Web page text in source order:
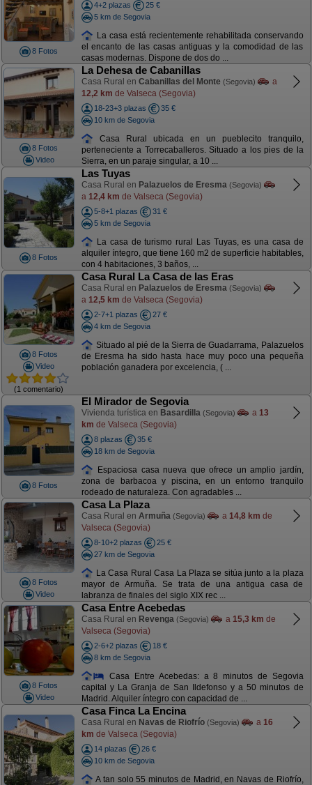
8 Fotos
4+2 plazas
25 €
5 km de Segovia
La casa está recientemente rehabilitada conservando
el encanto de las casas antiguas y la comodidad de las
casas modernas. Dispone de dos do ...
8 Fotos
Video
La Dehesa de Cabanillas
Casa Rural en Cabanillas del Monte (Segovia)
a
12,2 km de Valseca (Segovia)
18-23+3 plazas
35 €
10 km de Segovia
Casa Rural ubicada en un pueblecito tranquilo,
perteneciente a Torrecaballeros. Situado a los pies de la
Sierra, en un paraje singular, a 10 ...
8 Fotos
Las Tuyas
Casa Rural en Palazuelos de Eresma (Segovia)
a 12,4 km de Valseca (Segovia)
5-8+1 plazas
31 €
5 km de Segovia
La casa de turismo rural Las Tuyas, es una casa de
alquiler íntegro, que tiene 160 m2 de superficie habitables,
con 4 habitaciones, 3 baños, ...
8 Fotos
Video
(1 comentario)
Casa Rural La Casa de las Eras
Casa Rural en Palazuelos de Eresma (Segovia)
a 12,5 km de Valseca (Segovia)
2-7+1 plazas
27 €
4 km de Segovia
Situado al pié de la Sierra de Guadarrama, Palazuelos
de Eresma ha sido hasta hace muy poco una pequeña
población ganadera por excelencia, ( ...
8 Fotos
El Mirador de Segovia
Vivienda turística en Basardilla (Segovia) a 13
km de Valseca (Segovia)
8 plazas
35 €
18 km de Segovia
Espaciosa casa nueva que ofrece un amplio jardín,
zona de barbacoa y piscina, en un entorno tranquilo
rodeado de naturaleza. Con agradables ...
8 Fotos
Video
Casa La Plaza
Casa Rural en Armuña (Segovia) a 14,8 km de
Valseca (Segovia)
8-10+2 plazas
25 €
27 km de Segovia
La Casa Rural Casa La Plaza se sitúa junto a la plaza
mayor de Armuña. Se trata de una antigua casa de
labranza de finales del siglo XIX rec ...
8 Fotos
Video
Casa Entre Acebedas
Casa Rural en Revenga (Segovia) a 15,3 km de
Valseca (Segovia)
2-6+2 plazas
18 €
8 km de Segovia
Casa Entre Acebedas: a 8 minutos de Segovia
capital y La Granja de San Ildefonso y a 50 minutos de
Madrid. Alquiler íntegro con capacidad de ...
Casa Finca La Encina
Casa Rural en Navas de Riofrío (Segovia) a 16
km de Valseca (Segovia)
14 plazas
26 €
10 km de Segovia
A tan solo 55 minutos de Madrid, en Navas de Riofrío,